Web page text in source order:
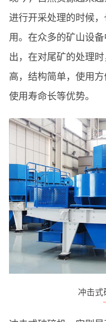
进行开采处理的时候
用。在众多的矿山设备
出，在对尾矿的处理
高，结构简单，使用方
使用寿命长等优势。
冲击式